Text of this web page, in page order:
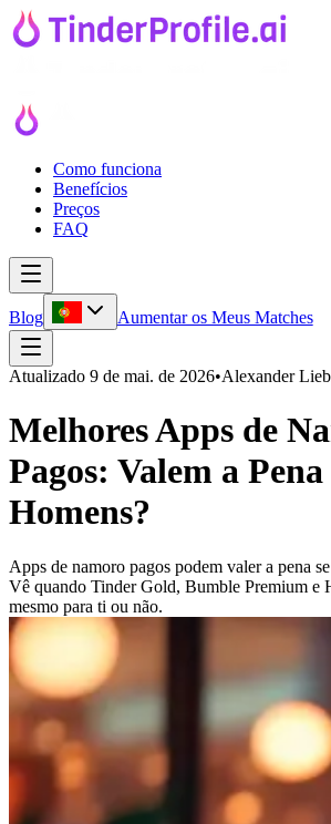
Como funciona
Benefícios
Preços
FAQ
Blog Aumentar os Meus Matches
Atualizado 9 de mai. de 2026•Alexander
Melhores Apps de
Pagos: Valem a
Homens?
Apps de namoro pagos podem valer a pena
Vê quando Tinder Gold, Bumble Premium e
mesmo para ti ou não.